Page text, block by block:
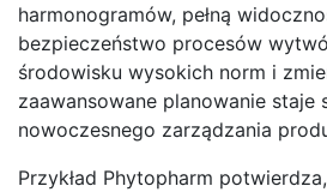
harmonogramów, pełną
bezpieczeństwo procesów
środowisku wysokich norm i
zaawansowane planowanie staje
nowoczesnego zarządzania
Przykład Phytopharm